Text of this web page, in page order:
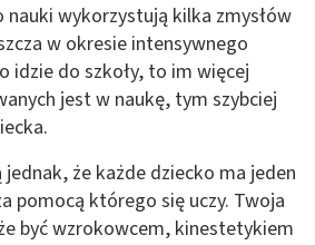
nauki wykorzystują kilka zmysłów
w okresie intensywnego
idzie do szkoły, to im więcej
jest w naukę, tym szybciej
że każde dziecko ma jeden
pomocą którego się uczy. Twoja
być wzrokowcem, kinestetykiem